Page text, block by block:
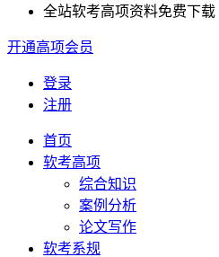
全站软考高项资料免费下载
开通高项会员
登录
注册
首页
软考高项
综合知识
案例分析
论文写作
软考系规